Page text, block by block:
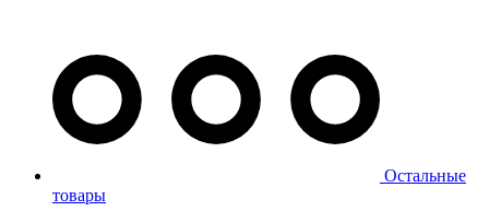
Остальные
товары